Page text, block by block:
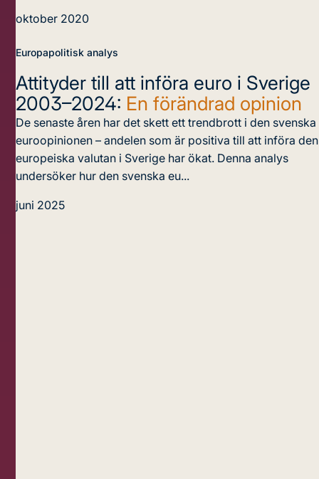
oktober 2020
Europapolitisk analys
Attityder till att införa euro i Sverige
2003–2024: En förändrad opinion
De senaste åren har det skett ett trendbrott i den svenska
euroopinionen – andelen som är positiva till att införa den
europeiska valutan i Sverige har ökat. Denna analys
undersöker hur den svenska eu...
juni 2025